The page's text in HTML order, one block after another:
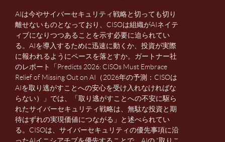
AIは今やサイバーセキュリティ戦略と切っても切り
離せないものとなっており、CISOは組織がAIネイテ
ィブになりつつあることを示す必要に迫られてい
る。AIを導入するために迅速に動くか、投資が実際
に報われるようにペースを落とすか。ガートナー社
のレポート「Predicts 2026: CISOs Must Embrace
Relief of Missing Out on AI（2026年の予測：CISOは
AIを取り逃がすことへの安心を受け入れなければな
らない）」では、「取り逃がすことへの不安に駆ら
れたサイバーセキュリティ戦略は、無駄な投資と期
待はずれの実現価値につながる」と述べられてい
る。CISOは、サイバーセキュリティの優先事項に沿